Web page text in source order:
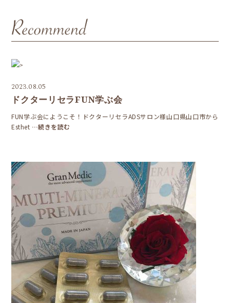
>
2023.08.05
ドクターリセラFUN学ぶ会
FUN学ぶ会にようこそ！ドクターリセラADSサロン様山口県山口市から
Esthet …続きを読む